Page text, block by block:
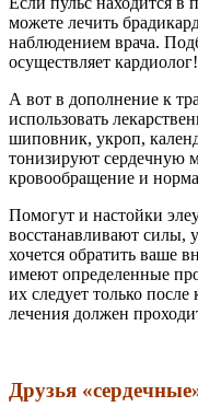
можете лечить
наблюдением врача.
осуществляет кардиолог!
А вот в дополнение к
использовать
шиповник, укроп,
тонизируют сердечную
кровообращение и
Помогут и настойки
восстанавливают силы,
хочется обратить ваше
имеют определенные
их следует только после
лечения должен
Друзья